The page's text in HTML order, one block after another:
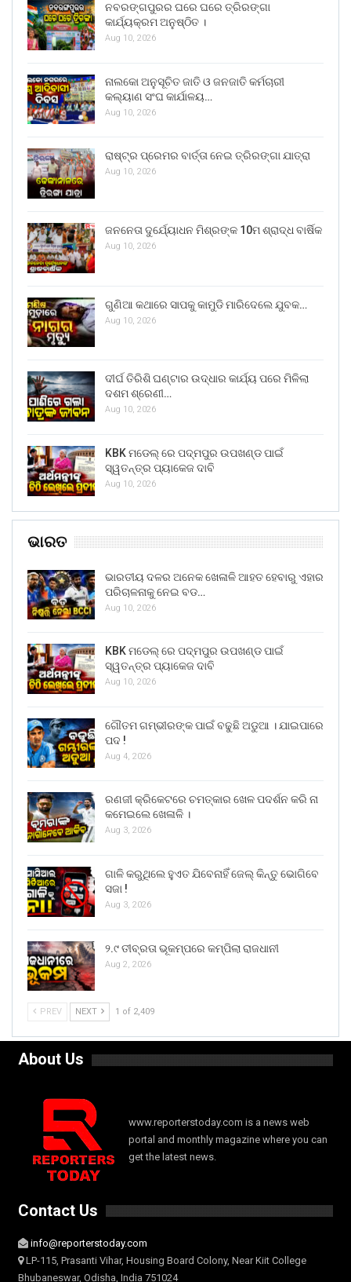
ନବରଙ୍ଗପୁରର ଘରେ ଘରେ ତ୍ରିରଙ୍ଗା
କାର୍ଯ୍ୟକ୍ରମ ଅନୁଷ୍ଠିତ ।
Aug 10, 2026
ନାଲକୋ ଅନୁସୂଚିତ ଜାତି ଓ ଜନଜାତି କର୍ମଚାରୀ
କଲ୍ୟାଣ ସଂଘ କାର୍ଯାଳୟ…
Aug 10, 2026
ରାଷ୍ଟ୍ର ପ୍ରେମର ବାର୍ତ୍ତା ନେଇ ତ୍ରିରଙ୍ଗା ଯାତ୍ରା
Aug 10, 2026
ଜନନେତା ଦୁର୍ଯ୍ୟୋଧନ ମିଶ୍ରଙ୍କ 10ମ ଶ୍ରାଦ୍ଧ ବାର୍ଷିକ
Aug 10, 2026
ଗୁଣିଆ କଥାରେ ସାପକୁ କାମୁଡି ମାରିଦେଲେ ଯୁବକ…
Aug 10, 2026
ଦୀର୍ଘ ତିରିଶି ଘଣ୍ଟାର ଉଦ୍ଧାର କାର୍ଯ୍ୟ ପରେ ମିଳିଲା
ଦଶମ ଶ୍ରେଣୀ…
Aug 10, 2026
KBK ମଡେଲ୍ ରେ ପଦ୍ମପୁର ଉପଖଣ୍ଡ ପାଇଁ
ସ୍ୱତନ୍ତ୍ର ପ୍ୟାକେଜ ଦାବି
Aug 10, 2026
ଭାରତ
ଭାରତୀୟ ଦଳର ଅନେକ ଖେଳାଳି ଆହତ ହେବାରୁ ଏହାର
ପରିଚାଳନାକୁ ନେଇ ବଡ…
Aug 10, 2026
KBK ମଡେଲ୍ ରେ ପଦ୍ମପୁର ଉପଖଣ୍ଡ ପାଇଁ
ସ୍ୱତନ୍ତ୍ର ପ୍ୟାକେଜ ଦାବି
Aug 10, 2026
ଗୌତମ ଗମ୍ଭୀରଙ୍କ ପାଇଁ ବଢୁଛି ଅଡୁଆ । ଯାଇପାରେ
ପଦ !
Aug 4, 2026
ରଣଜୀ କ୍ରିକେଟରେ ଚମତ୍କାର ଖେଳ ପଦର୍ଶନ କରି ନା
କମେଇଲେ ଖେଳାଳି ।
Aug 3, 2026
ଗାଳି କରୁଥିଲେ ହୁଏତ ଯିବେନାହିଁ ଜେଲ୍ କିନ୍ତୁ ଭୋଗିବେ
ସଜା !
Aug 3, 2026
୨.୯ ତୀବ୍ରତା ଭୂକମ୍ପରେ କମ୍ପିଲା ରାଜଧାନୀ
Aug 2, 2026
PREV NEXT 1 of 2,409
About Us
www.reporterstoday.com is a news web
portal and monthly magazine where you can
get the latest news.
Contact Us
info@reporterstoday.com
LP-115, Prasanti Vihar, Housing Board Colony, Near Kiit College
Bhubaneswar, Odisha, India 751024